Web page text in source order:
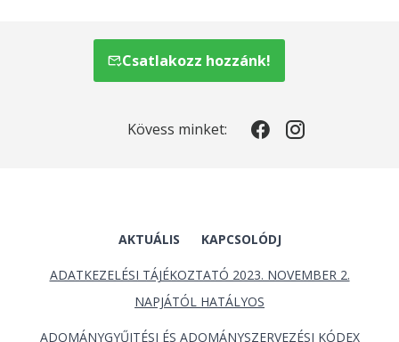
Csatlakozz hozzánk!
Kövess minket:
AKTUÁLIS KAPCSOLÓDJ
ADATKEZELÉSI TÁJÉKOZTATÓ 2023. NOVEMBER 2.
NAPJÁTÓL HATÁLYOS
ADOMÁNYGYŰJTÉSI ÉS ADOMÁNYSZERVEZÉSI KÓDEX